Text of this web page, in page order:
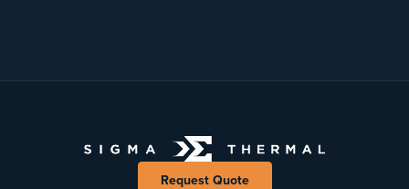
Request Quote